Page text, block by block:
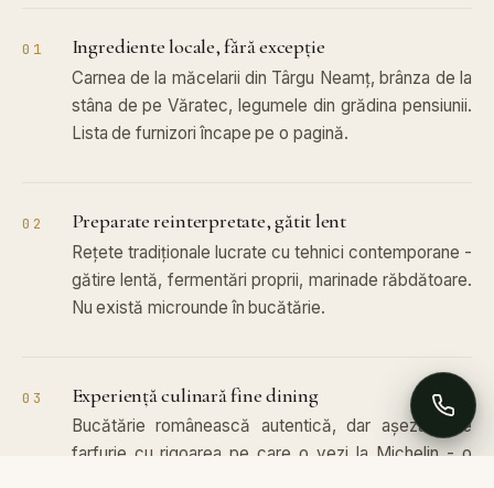
01 Ingrediente locale, fără excepție
Carnea de la măcelarii din Târgu Neamț, brânza de la
stâna de pe Văratec, legumele din grădina pensiunii.
Lista de furnizori încape pe o pagină.
02 Preparate reinterpretate, gătit lent
Rețete tradiționale lucrate cu tehnici contemporane -
gătire lentă, fermentări proprii, marinade răbdătoare.
Nu există microunde în bucătărie.
03 Experiență culinară fine dining
Bucătărie românească autentică, dar așezată pe
farfurie cu rigoarea pe care o vezi la Michelin - o